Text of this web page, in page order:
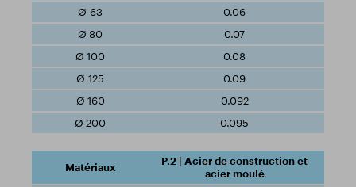
0.06
0.07
0.08
0.09
0.092
0.095
P.2 | Acier de construction et
acier moulé